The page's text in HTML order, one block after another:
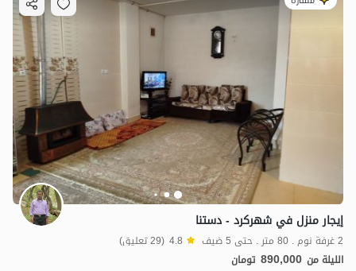
إيجار منزل في شهركرد - دستنا
2 غرفة نوم . 80 متر . حتى 5 ضيف 4.8 (29 تعليق)
الليلة من 890,000 تومان